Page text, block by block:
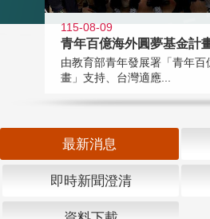
115-08-09
青年百億海外圓夢基金計
由教育部青年發展署「青年
畫」支持、台灣適應...
最新消息
即時新聞澄清